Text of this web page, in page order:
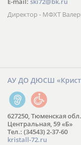
Директор - МФХТ
АУ ДО ДЮСШ
627250, Тюменская
Центральная, 59 «Б»
Тел.: (34543) 2-37-60
kristall-72.ru